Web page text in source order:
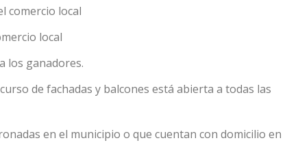
comercio local
local
los ganadores.
de fachadas y balcones está abierta a todas las
en el municipio o que cuentan con domicilio en